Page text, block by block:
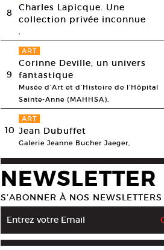
8
Charles Lapicque. Une
collection privée inconnue
,
9
ART
Corinne Deville, un univers
fantastique
Musée d’Art et d’Histoire de l’Hôpital
Sainte-Anne (MAHHSA),
10
ART
Jean Dubuffet
Galerie Jeanne Bucher Jaeger,
NEWSLETTER
S’ABONNER À NOS NEWSLETTERS